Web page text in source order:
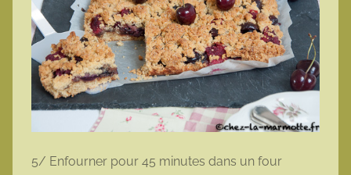
5/ Enfourner pour 45 minutes dans un four